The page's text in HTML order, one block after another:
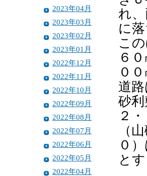
2023年04月
2023年03月
2023年02月
2023年01月
2022年12月
2022年11月
2022年10月
2022年09月
2022年08月
2022年07月
2022年06月
2022年05月
2022年04月
れ
に
こ
６
０
道
砂
２
（
０
とす